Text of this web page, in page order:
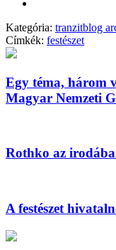
Kategória: tranzitblog
Címkék: festészet
Egy téma, három
Magyar Nemzeti
Rothko az
A festészet